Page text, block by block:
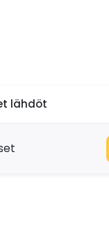
lähdöt